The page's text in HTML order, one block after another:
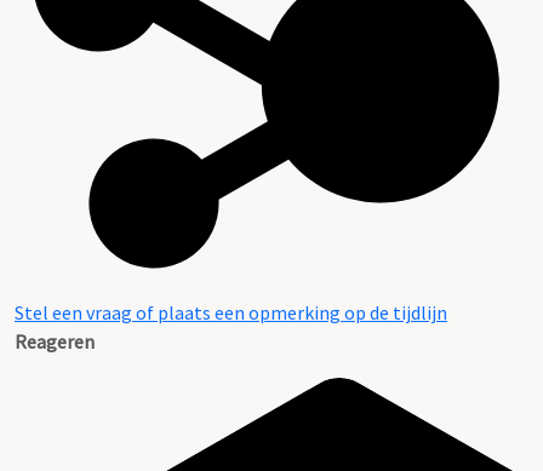
Stel een vraag of plaats een opmerking op de tijdlijn
Reageren